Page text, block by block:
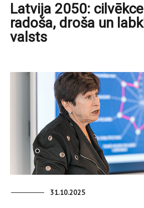
Latvija 2050:
radoša, droša un
valsts
31.10.2025